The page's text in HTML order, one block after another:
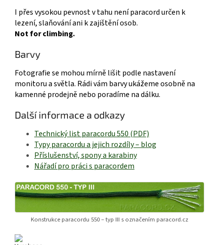
I přes vysokou pevnost v tahu není paracord určen k
lezení, slaňování ani k zajištění osob.
Not for climbing.
Barvy
Fotografie se mohou mírně lišit podle nastavení
monitoru a světla. Rádi vám barvy ukážeme osobně na
kamenné prodejně nebo poradíme na dálku.
Další informace a odkazy
Technický list paracordu 550 (PDF)
Typy paracordu a jejich rozdíly – blog
Příslušenství, spony a karabiny
Nářadí pro práci s paracordem
Konstrukce paracordu 550 – typ III s označením paracord.cz